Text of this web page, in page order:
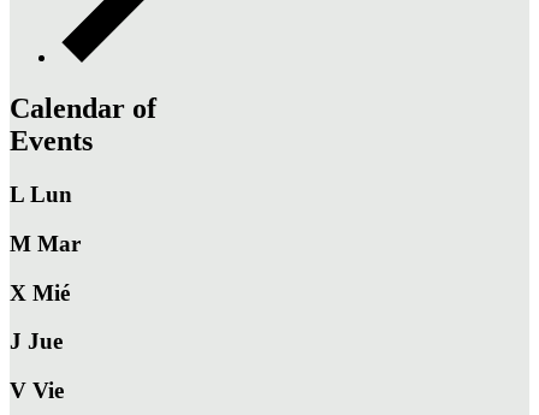
Calendar of
Events
L Lun
M Mar
X Mié
J Jue
V Vie